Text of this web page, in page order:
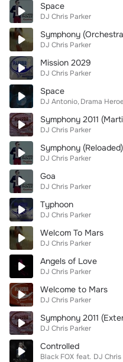
Space
DJ Chris Parker
Symphony
DJ Chris Parker
Mission 2029
DJ Chris Parker
Space
DJ Antonio Drama
Symphony 2011
DJ Chris Parker
Symphony (Reloaded)
DJ Chris Parker
Goa
DJ Chris Parker
Typhoon
DJ Chris Parker
Welcom To Mars
DJ Chris Parker
Angels of Love
DJ Chris Parker
Welcome to Mars
DJ Chris Parker
Symphony 2011
DJ Chris Parker
Controlled
Black FOX feat. DJ